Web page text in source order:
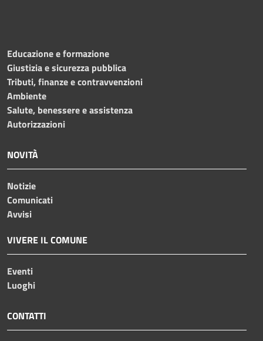
Educazione e formazione
Giustizia e sicurezza pubblica
Tributi, finanze e contravvenzioni
Ambiente
Salute, benessere e assistenza
Autorizzazioni
NOVITÀ
Notizie
Comunicati
Avvisi
VIVERE IL COMUNE
Eventi
Luoghi
CONTATTI